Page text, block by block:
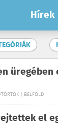
Hírek
üregében
| BELFÖLD
el